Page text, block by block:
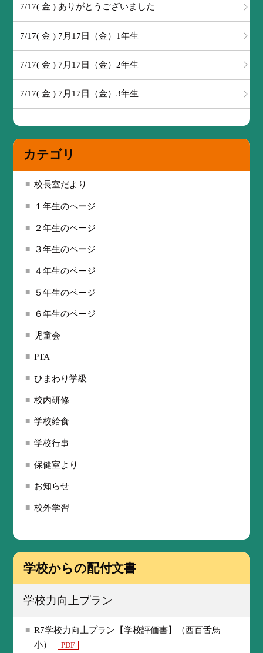
7/17( 金 ) ありがとうございました
7/17( 金 ) 7月17日（金）1年生
7/17( 金 ) 7月17日（金）2年生
7/17( 金 ) 7月17日（金）3年生
カテゴリ
校長室だより
１年生のページ
２年生のページ
３年生のページ
４年生のページ
５年生のページ
６年生のページ
児童会
PTA
ひまわり学級
校内研修
学校給食
学校行事
保健室より
お知らせ
校外学習
学校からの配付文書
学校力向上プラン
R7学校力向上プラン【学校評価書】（西百舌鳥
小）
PDF